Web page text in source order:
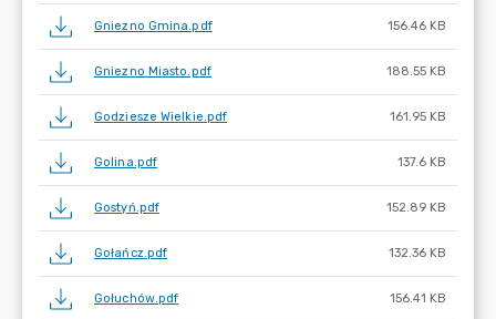
Gniezno Gmina.pdf 156.46 KB
Gniezno Miasto.pdf 188.55 KB
Godziesze Wielkie.pdf 161.95 KB
Golina.pdf 137.6 KB
Gostyń.pdf 152.89 KB
Gołańcz.pdf 132.36 KB
Gołuchów.pdf 156.41 KB